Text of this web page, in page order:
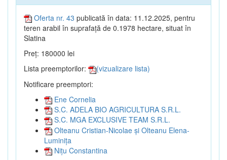
Oferta nr. 43 publicată în data: 11.12.2025, pentru
teren arabil în suprafață de 0.1978 hectare, situat în
Slatina
Preț: 180000 lei
Lista preemptorilor:
(vizualizare lista)
Notificare preemptori:
Ene Cornelia
S.C. ADELA BIO AGRICULTURA S.R.L.
S.C. MGA EXCLUSIVE TEAM S.R.L.
Olteanu Cristian-Nicolae și Olteanu Elena-
Luminița
Nițu Constantina